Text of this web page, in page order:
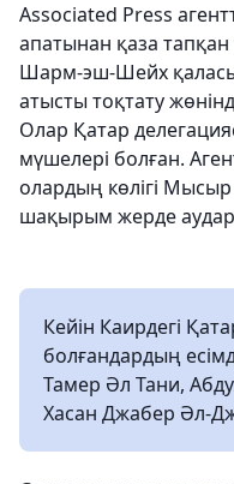
Associated Press
апатынан қаза
Шарм-эш-Шейх
атысты тоқтату
Олар Қатар
мүшелері болған.
олардың көлігі
шақырым жерде
Кейін Каирдегі
болғандардың
Тамер Әл Тани,
Хасан Джабер Әл-